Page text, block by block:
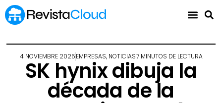
4 NOVIEMBRE 2025EMPRESAS, NOTICIAS7 MINUTOS DE LECTURA
SK hynix dibuja la
década de la